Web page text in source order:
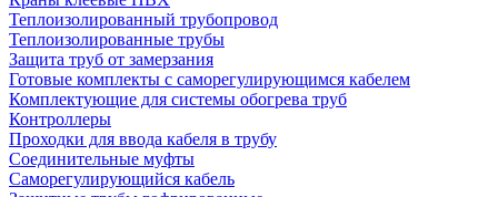
Теплоизолированный трубопровод
Теплоизолированные трубы
Защита труб от замерзания
Готовые комплекты с саморегулирующимся кабелем
Комплектующие для системы обогрева труб
Контроллеры
Проходки для ввода кабеля в трубу
Соединительные муфты
Саморегулирующийся кабель